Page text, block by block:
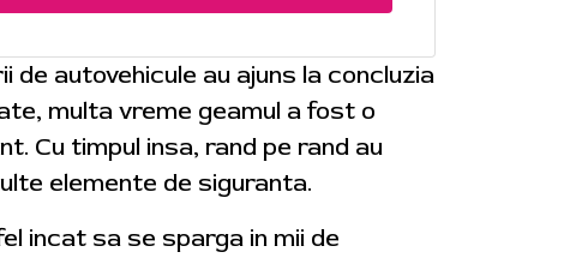
autovehicule au ajuns la concluzia
multa vreme geamul a fost o
Cu timpul insa, rand pe rand au
elemente de siguranta.
incat sa se sparga in mii de